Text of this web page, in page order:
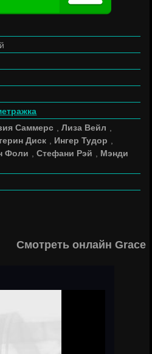
Саммерс ,Лиза Вейл
Диск Ингер Тудор
Фоли ,Стефани Рэй
Мэнди
Смотреть онлайн Grace